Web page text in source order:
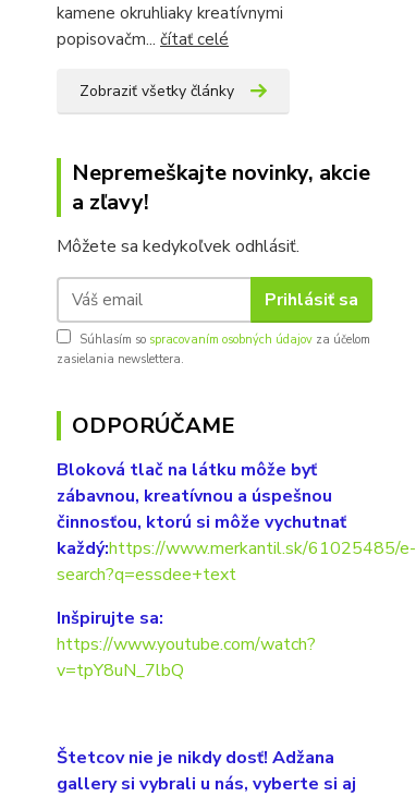
kamene okruhliaky kreatívnymi
popisovačm... čítať celé
Zobraziť všetky články
Nepremeškajte novinky, akcie
a zľavy!
Môžete sa kedykoľvek odhlásiť.
Prihlásiť sa
Súhlasím so spracovaním osobných údajov za účelom
zasielania newslettera.
ODPORÚČAME
Bloková tlač na látku môže byť
zábavnou, kreatívnou a úspešnou
činnosťou, ktorú si môže vychutnať
každý:https://www.merkantil.sk/61025485/e-
search?q=essdee+text
Inšpirujte sa:
https://www.youtube.com/watch?
v=tpY8uN_7lbQ
Štetcov nie je nikdy dosť! Adžana
gallery si vybrali u nás, vyberte si aj